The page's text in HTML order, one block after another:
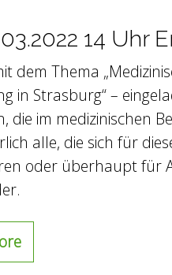
14 Uhr
dem Thema
in Strasburg“ –
die im medizinischen
alle, die sich für
oder überhaupt für